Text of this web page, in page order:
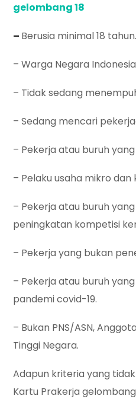
gelombang 18
– Berusia minimal 18 tahun.
– Warga Negara
– Tidak sedang
– Sedang mencari
– Pekerja atau buruh
– Pelaku usaha mikro dan
– Pekerja atau buruh
peningkatan kompetisi
– Pekerja yang bukan
– Pekerja atau buruh
pandemi covid-19.
– Bukan PNS/ASN,
Tinggi Negara.
Adapun kriteria yang
Kartu Prakerja